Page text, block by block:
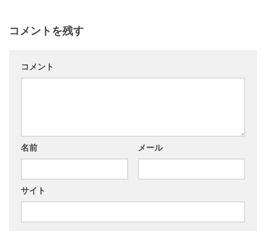
コメントを残す
コメント
名前 メール
サイト